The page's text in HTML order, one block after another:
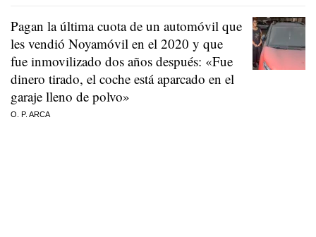
Pagan la última cuota de un automóvil que
les vendió Noyamóvil en el 2020 y que
fue inmovilizado dos años después: «Fue
dinero tirado, el coche está aparcado en el
garaje lleno de polvo»
O. P. ARCA